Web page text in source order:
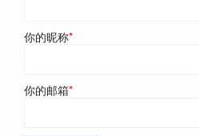
你的昵称*
你的邮箱*